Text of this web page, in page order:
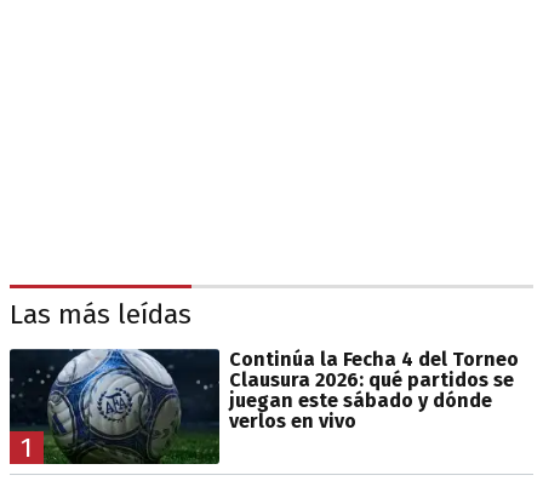
Las más leídas
1
Continúa la Fecha 4 del Torneo
Clausura 2026: qué partidos se
juegan este sábado y dónde
verlos en vivo